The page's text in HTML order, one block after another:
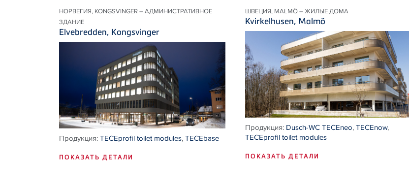
НОРВЕГИЯ, KONGSVINGER – АДМИНИСТРАТИВНОЕ
ЗДАНИЕ
Elvebredden, Kongsvinger
Продукция:TECEprofil toilet modules,TECEbase
ПОКАЗАТЬ ДЕТАЛИ
ШВЕЦИЯ, MALMÖ – ЖИЛЫЕ ДОМА
Kvirkelhusen, Malmö
Продукция: Dusch-WC TECEneo,TECEnow,
TECEprofil toilet modules
ПОКАЗАТЬ ДЕТАЛИ